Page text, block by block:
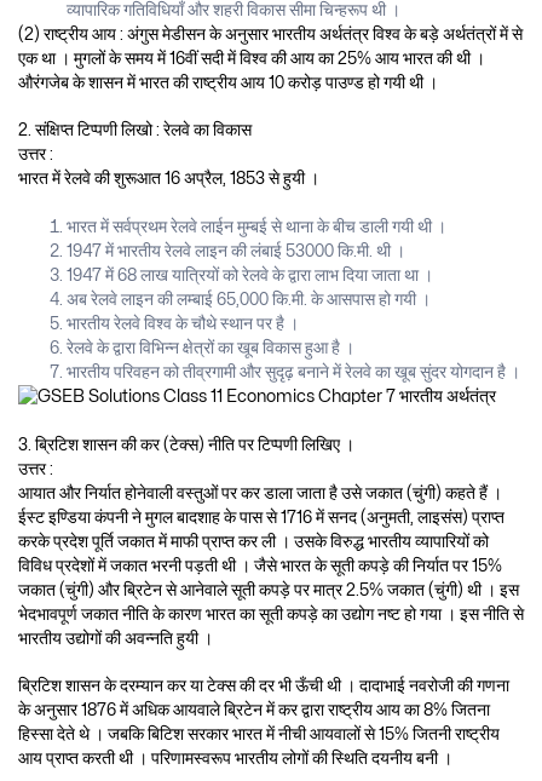
व्यापारिक गतिविधियाँ और शहरी विकास सीमा चिन्हरूप थी ।
(2) राष्ट्रीय आय : अंगुस मेडीसन के अनुसार भारतीय अर्थतंत्र विश्व के बड़े अर्थतंत्रों में से
एक था । मुगलों के समय में 16वीं सदी में विश्व की आय का 25% आय भारत की थी ।
औरंगजेब के शासन में भारत की राष्ट्रीय आय 10 करोड़ पाउण्ड हो गयी थी ।
2. संक्षिप्त टिप्पणी लिखो : रेलवे का विकास
उत्तर :
भारत में रेलवे की शुरूआत 16 अप्रैल, 1853 से हुयी ।
भारत में सर्वप्रथम रेलवे लाईन मुम्बई से थाना के बीच डाली गयी थी ।
1947 में भारतीय रेलवे लाइन की लंबाई 53000 कि.मी. थी ।
1947 में 68 लाख यात्रियों को रेलवे के द्वारा लाभ दिया जाता था ।
अब रेलवे लाइन की लम्बाई 65,000 कि.मी. के आसपास हो गयी ।
भारतीय रेलवे विश्व के चौथे स्थान पर है ।
रेलवे के द्वारा विभिन्न क्षेत्रों का खूब विकास हुआ है ।
भारतीय परिवहन को तीव्रगामी और सुदृढ़ बनाने में रेलवे का खूब सुंदर योगदान है ।
3. ब्रिटिश शासन की कर (टेक्स) नीति पर टिप्पणी लिखिए ।
उत्तर :
आयात और निर्यात होनेवाली वस्तुओं पर कर डाला जाता है उसे जकात (चुंगी) कहते हैं ।
ईस्ट इण्डिया कंपनी ने मुगल बादशाह के पास से 1716 में सनद (अनुमती, लाइसंस) प्राप्त
करके प्रदेश पूर्ति जकात में माफी प्राप्त कर ली । उसके विरुद्ध भारतीय व्यापारियों को
विविध प्रदेशों में जकात भरनी पड़ती थी । जैसे भारत के सूती कपड़े की निर्यात पर 15%
जकात (चुंगी) और ब्रिटेन से आनेवाले सूती कपड़े पर मात्र 2.5% जकात (चुंगी) थी । इस
भेदभावपूर्ण जकात नीति के कारण भारत का सूती कपड़े का उद्योग नष्ट हो गया । इस नीति से
भारतीय उद्योगों की अवन्नति हुयी ।
ब्रिटिश शासन के दरम्यान कर या टेक्स की दर भी ऊँची थी । दादाभाई नवरोजी की गणना
के अनुसार 1876 में अधिक आयवाले ब्रिटेन में कर द्वारा राष्ट्रीय आय का 8% जितना
हिस्सा देते थे । जबकि बिटिश सरकार भारत में नीची आयवालों से 15% जितनी राष्ट्रीय
आय प्राप्त करती थी । परिणामस्वरूप भारतीय लोगों की स्थिति दयनीय बनी ।